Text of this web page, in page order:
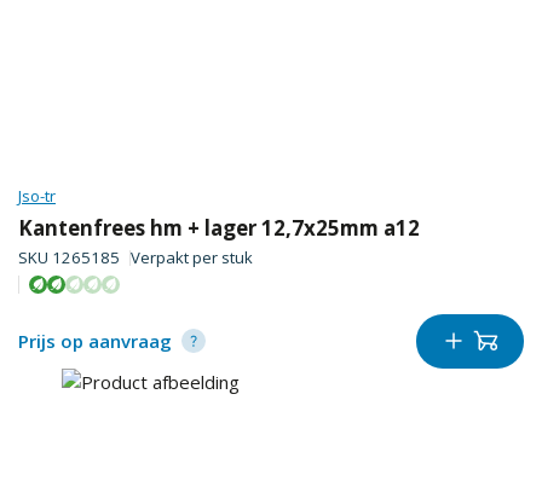
Jso-tr
Kantenfrees hm + lager 12,7x25mm a12
SKU 1265185 Verpakt per stuk
Prijs op aanvraag